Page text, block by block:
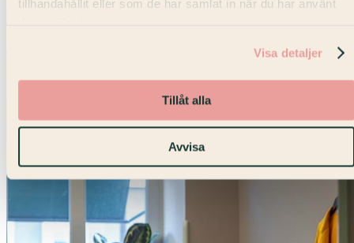
tillhandahållit eller som de har samlat in när du har använt
Visa detaljer
Tillåt alla
Avvisa